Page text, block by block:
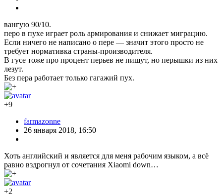
вангую 90/10.
перо в пухе играет роль армирования и снижает миграцию.
Если ничего не написано о пере — значит этого просто не
требует нормативка страны-производителя.
В гусе тоже про процент перьев не пишут, но перышки из них
лезут.
Без пера работает только гагажий пух.
+9
farmazonne
26 января 2018, 16:50
Хоть английский и является для меня рабочим языком, а всё
равно вздрогнул от сочетания Xiaomi down…
+2